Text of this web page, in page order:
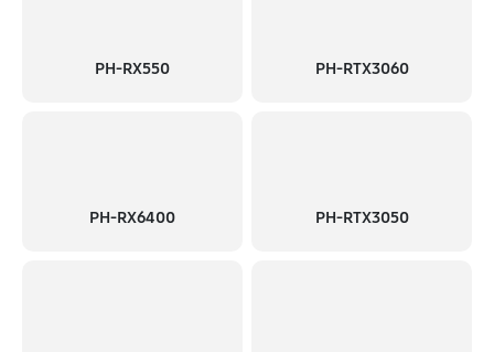
PH-RX550 PH-RTX3060
PH-RX6400 PH-RTX3050